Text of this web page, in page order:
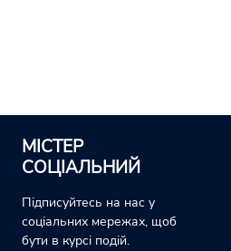
МІСТЕР
СОЦІАЛЬНИЙ
Підписуйтесь на нас у
соціальних мережах, щоб
бути в курсі подій.